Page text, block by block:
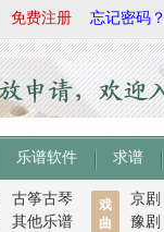
免费注册 忘记密码？
乐谱软件 求谱
古筝古琴
其他乐谱
戏
曲
京剧
豫剧